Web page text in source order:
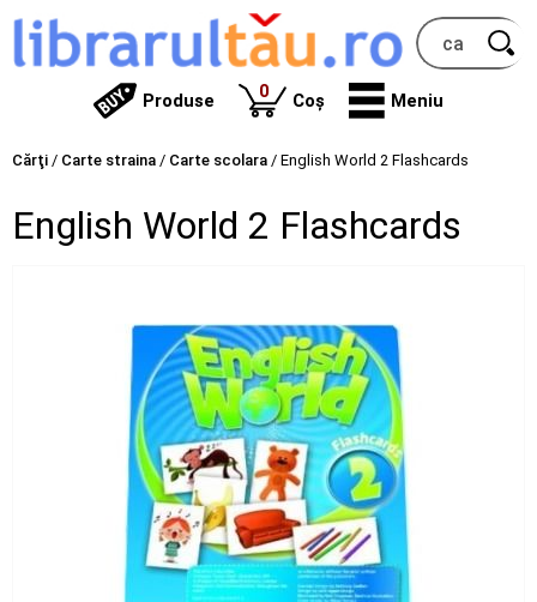
Produse 0produse
Coș Meniu
Cărţi / Carte straina / Carte scolara / English World 2 Flashcards
English World 2 Flashcards